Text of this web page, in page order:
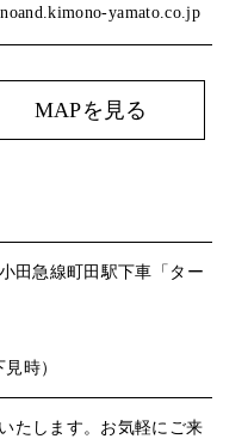
yamato.co.jp
MAPを見る
田急線町田駅下車「ター
時）
たします。お気軽にご来